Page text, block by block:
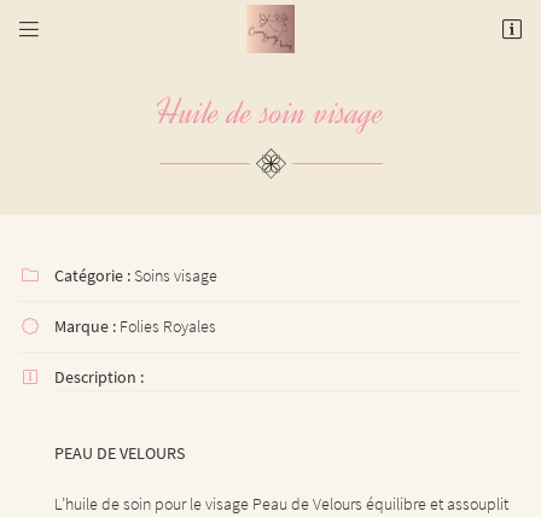
 
 Adresse email de réception
formulaire de désinscription
INSCRIPTION
Huile de soin visage
 Catégorie : Soins visage
 Marque : Folies Royales
 Description :
PEAU DE VELOURS
L’huile de soin pour le visage Peau de Velours équilibre et assouplit